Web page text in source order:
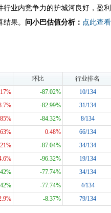
业内竞争力的护城河良好，盈
果。 问小巴估值分析： 点此查
环比 行业排名
-87.02% 10/134
-82.99% 31/134
-84.32% 8/134
0.48% 66/134
-87.04% 34/134
-96.32% 19/134
-77.74% 34/134
-77.74% 4/134
-8.37% 79/134